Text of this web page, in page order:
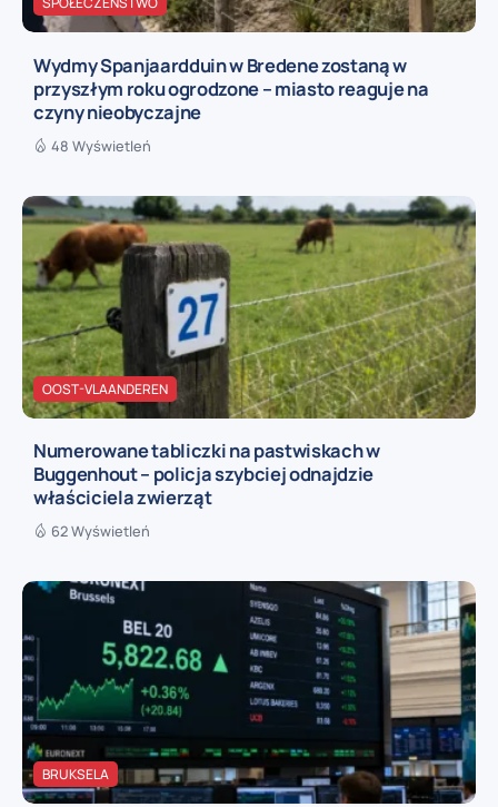
Wydmy Spanjaardduin w Bredene zostaną w
przyszłym roku ogrodzone – miasto reaguje na
czyny nieobyczajne
48 Wyświetleń
OOST-VLAANDEREN
Numerowane tabliczki na pastwiskach w
Buggenhout – policja szybciej odnajdzie
właściciela zwierząt
62 Wyświetleń
BRUKSELA